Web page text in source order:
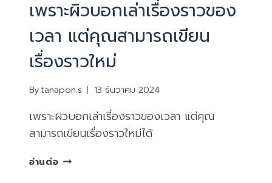
เพราะผิวบอกเล่าเรื่องราวของ
เวลา แต่คุณสามารถเขียน
เรื่องราวใหม่
Bytanapon.s 13 ธันวาคม 2024
เพราะผิวบอกเล่าเรื่องราวของเวลา แต่คุณ
สามารถเขียนเรื่องราวใหม่ได้
อ่านต่อเพราะ